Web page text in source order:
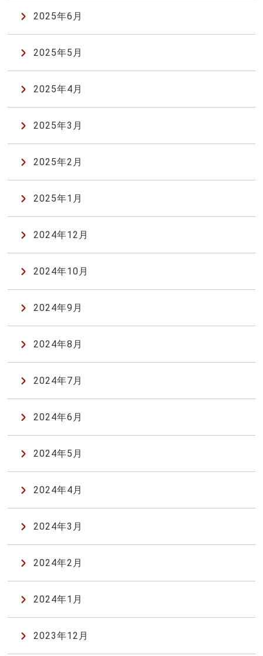
2025年6月
2025年5月
2025年4月
2025年3月
2025年2月
2025年1月
2024年12月
2024年10月
2024年9月
2024年8月
2024年7月
2024年6月
2024年5月
2024年4月
2024年3月
2024年2月
2024年1月
2023年12月